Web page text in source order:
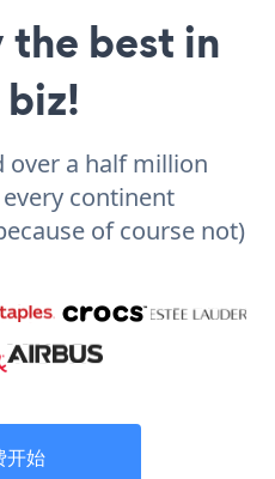
best in
over a half million
continent
of course not)
开始